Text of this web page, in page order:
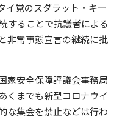
イ党のスダラット・キー
することで抗議者による
非常事態宣言の継続に批
家安全保障評議会事務局
くまでも新型コロナウイ
な集会を禁止などは行わ